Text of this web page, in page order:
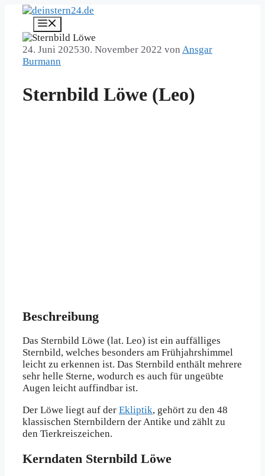
springen
24. Juni 202530. November 2022 von Ansgar
Burmann
Sternbild Löwe (Leo)
Beschreibung
Das Sternbild Löwe (lat. Leo) ist ein auffälliges
Sternbild, welches besonders am Frühjahrshimmel
leicht zu erkennen ist. Das Sternbild enthält mehrere
sehr helle Sterne, wodurch es auch für ungeübte
Augen leicht auffindbar ist.
Der Löwe liegt auf der Ekliptik, gehört zu den 48
klassischen Sternbildern der Antike und zählt zu
den Tierkreiszeichen.
Kerndaten Sternbild Löwe